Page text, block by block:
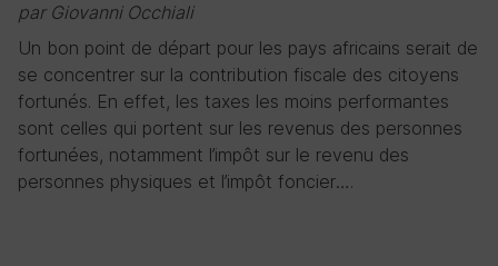
par Giovanni Occhiali
Un bon point de départ pour les pays africains serait de
se concentrer sur la contribution fiscale des citoyens
fortunés. En effet, les taxes les moins performantes
sont celles qui portent sur les revenus des personnes
fortunées, notamment l’impôt sur le revenu des
personnes physiques et l’impôt foncier….